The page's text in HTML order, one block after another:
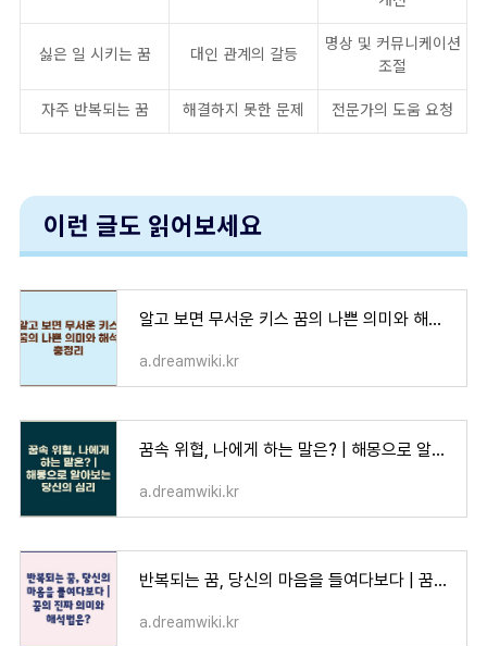
싫은 일 시키는 꿈 대인 관계의 갈등
명상 및 커뮤니케이션
조절
자주 반복되는 꿈
해결하지 못한 문제 전문가의 도움 요청
이런 글도 읽어보세요
알고 보면 무서운 키스 꿈의 나쁜 의미와 해석 총정리
a.dreamwiki.kr
꿈속 위협, 나에게 하는 말은? | 해몽으로 알아보는 당신의 심리
a.dreamwiki.kr
반복되는 꿈, 당신의 마음을 들여다보다 | 꿈의 진짜 의미와 해석법은?
a.dreamwiki.kr